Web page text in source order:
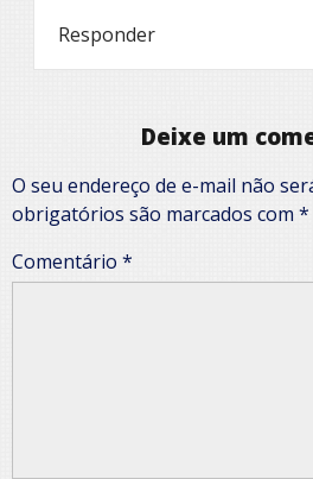
Responder
Deixe um
O seu endereço de e-mail não
obrigatórios são marcados com *
Comentário *